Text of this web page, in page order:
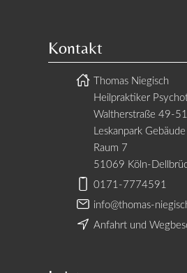
Kontakt
Thomas Niegisch
Heilpraktiker
Waltherstraße 49-51
Leskanpark
Raum 7
51069 Köln-
0171-7774591
info@thomas-
Anfahrt und